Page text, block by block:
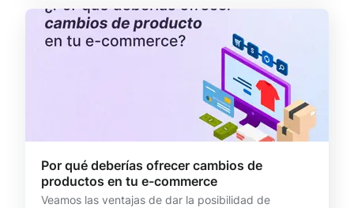
cambios y devoluciones en tu e-commerce. La
importancia de un
Por qué deberías ofrecer cambios de
productos en tu e-commerce
Veamos las ventajas de dar la posibilidad de